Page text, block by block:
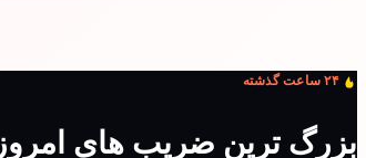
۲۴ ساعت گذشته
بزرگ ترین ضریب های امروز